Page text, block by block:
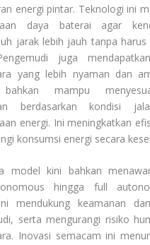
energi pintar. Teknologi ini
daya baterai agar
jarak lebih jauh tanpa harus
juga
yang lebih nyaman dan
mampu
berdasarkan kondisi
energi. Ini meningkatkan
konsumsi energi secara
model kini bahkan
hingga full
mendukung keamanan
serta mengurangi risiko
Inovasi semacam ini